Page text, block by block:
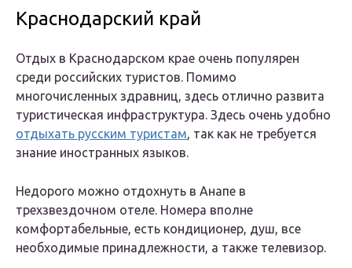
Краснодарский край
Отдых в Краснодарском крае очень популярен
среди российских туристов. Помимо
многочисленных здравниц, здесь отлично развита
туристическая инфраструктура. Здесь очень удобно
отдыхать русским туристам, так как не требуется
знание иностранных языков.
Недорого можно отдохнуть в Анапе в
трехзвездочном отеле. Номера вполне
комфортабельные, есть кондиционер, душ, все
необходимые принадлежности, а также телевизор.